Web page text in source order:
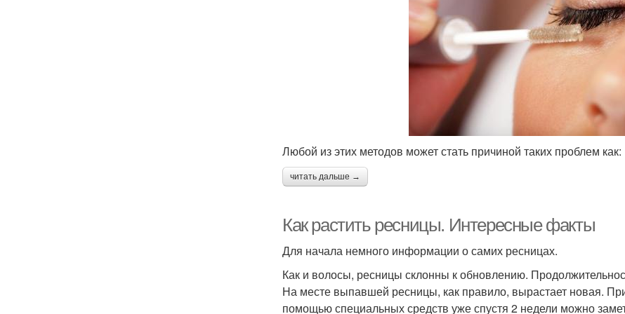
Любой из этих методов может стать причиной таких проблем как:
читать дальше →
Как растить ресницы. Интересные факты
Для начала немного информации о самих ресницах.
Как и волосы, ресницы склонны к обновлению.
На месте выпавшей ресницы, как правило, вырастает новая.
помощью специальных средств уже спустя 2 недели можно